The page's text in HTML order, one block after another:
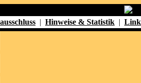
| Hinweise & Statistik |